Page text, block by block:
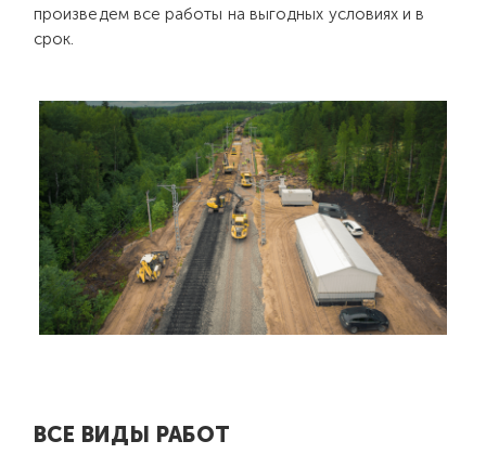
ВСЕ ВИДЫ РАБОТ
произведем все работы на выгодных условиях и в
срок.